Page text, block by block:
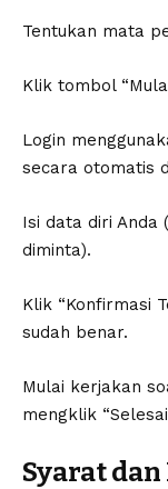
Tentukan mata
Klik tombol
Login
secara otomatis
Isi data diri Anda
diminta).
Klik “Konfirmasi
sudah benar.
Mulai kerjakan
mengklik “Selesai
Syarat